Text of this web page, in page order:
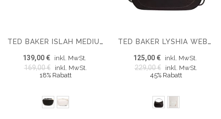
TED BAKER ISLAH MEDIUM HOBO
139,00 € inkl. MwSt.
169,00 €
inkl. MwSt.
18% Rabatt
TED BAKER LYSHIA WEBBING LARGE LEATHER HOBO
125,00 € inkl. MwSt.
229,00 €
inkl. MwSt.
45% Rabatt